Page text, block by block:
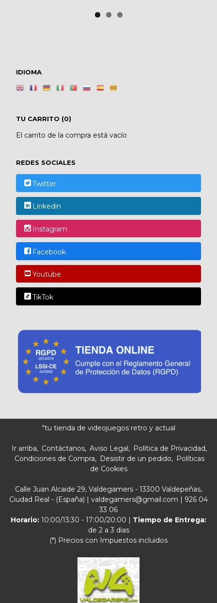
IDIOMA
TU CARRITO (0)
El carrito de la compra está vacío
REDES SOCIALES
Twitter
Linkedin
Instagram
Facebook
Youtube
TikTok
"tu tienda de videojuegos retro y actual
Ir arriba Contáctanos Aviso Legal
Política de Privacidad
Condiciones de Compra
Desistir de un pedido
Políticas
de Cookies
Calle Juan Alcaide 29, Valdegamers - 13300 Valdepeñas,
Ciudad Real - (España) | valdegamers@gmail.com | 926 04
33 06
Horario: 10:00/13:30 - 17:00/20:00 | Tiempo de Entrega:
de 2 a 3 dias
(*) Precios con Impuestos incluidos